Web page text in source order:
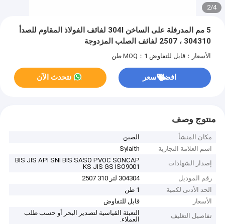
2/4
5 مم المدرفلة على الساخن 304l لفائف الفولاذ المقاوم للصدأ
304310 ، 2507 لفائف الصلب المزدوجة
الأسعار：قابل للتفاوض MOQ：1 طن
افضل سعر نتحدث الآن
منتوج وصف
مكان المنشأ
الصين
اسم العلامة التجارية
Sylaith
إصدار الشهادات
BIS JIS API SNI BIS SASO PVOC SONCAP
KS JIS GS ISO9001
رقم الموديل
304304 لتر 310 2507
الحد الأدنى لكمية
1 طن
الأسعار
قابل للتفاوض
تفاصيل التغليف
التعبئة القياسية لتصدير البحر أو حسب طلب
العملاء.